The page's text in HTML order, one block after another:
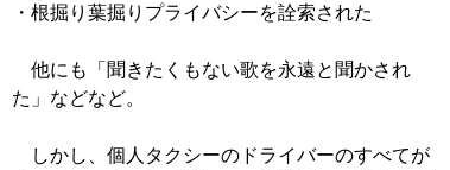
・根掘り葉掘りプライバシーを詮索された
他にも「聞きたくもない歌を永遠と聞かされ
た」などなど。
しかし、個人タクシーのドライバーのすべてが